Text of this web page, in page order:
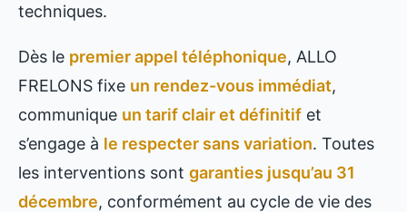
techniques.
Dès le premier appel téléphonique, ALLO
FRELONS fixe un rendez-vous immédiat,
communique un tarif clair et définitif et
s’engage à le respecter sans variation. Toutes
les interventions sont garanties jusqu’au 31
décembre, conformément au cycle de vie des